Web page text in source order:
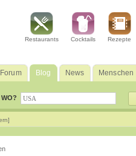
Restaurants Cocktails Rezepte
Forum Blog News Menschen
WO?